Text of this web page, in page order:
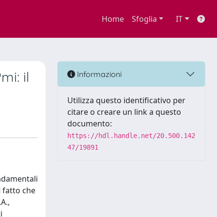
Home Sfoglia IT
il
fatto che
Informazioni
Utilizza questo identificativo per
citare o creare un link a questo
documento:
https://hdl.handle.net/20.500.142
47/19891